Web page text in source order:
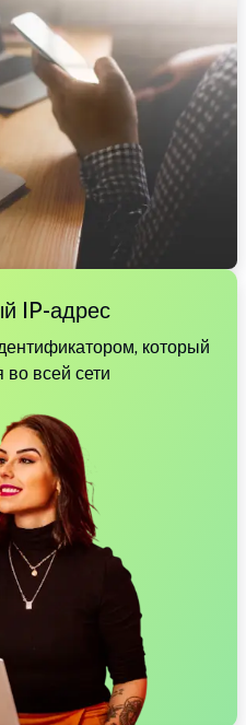
IP-адрес
который
во всей сети